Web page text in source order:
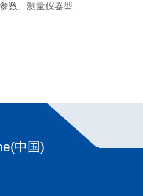
数、测量仪器型
中国)